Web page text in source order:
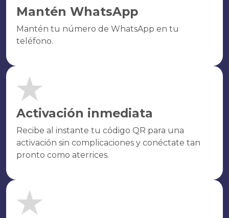
Mantén WhatsApp
Mantén tu número de WhatsApp en tu
teléfono.
Activación inmediata
Recibe al instante tu código QR para una
activación sin complicaciones y conéctate tan
pronto como aterrices.